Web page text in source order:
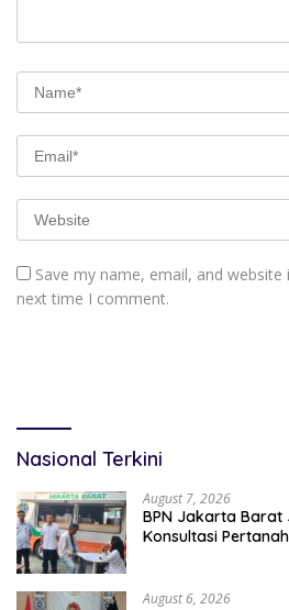
Save my name, email, and
next time I comment.
Nasional Terkini
August 7, 2026
BPN Jakarta Barat
Konsultasi
August 6, 2026